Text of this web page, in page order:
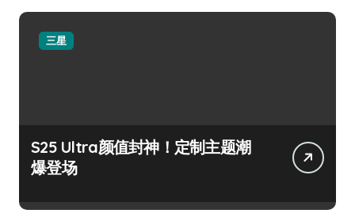
三星
S25 Ultra颜值封神！定制主题潮
爆登场